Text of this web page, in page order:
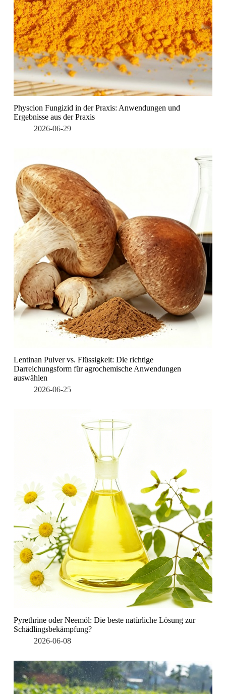
Physcion Fungizid in der Praxis: Anwendungen und
Ergebnisse aus der Praxis
2026-06-29
Lentinan Pulver vs. Flüssigkeit: Die richtige
Darreichungsform für agrochemische Anwendungen
auswählen
2026-06-25
Pyrethrine oder Neemöl: Die beste natürliche Lösung zur
Schädlingsbekämpfung?
2026-06-08